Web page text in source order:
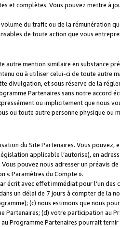
et complètes. Vous pouvez mettre à
du trafic ou de la rémunération
de toute action que vous
mention similaire en substance
ou à utiliser celui-ci de toute autre
divulgation, et sous réserve de la
Partenaires sans notre accord
ou implicitement que nous
ou toute autre personne physique ou
du Site Partenaires. Vous pouvez,
applicable l’autorise), en
pouvez nous adresser un préavis
« Paramètres du Compte ».
avec effet immédiat pour l’un des
un délai de 7 jours à compter de la
(c) nous estimons que nous
(d) votre participation au
Programme Partenaires pourrait